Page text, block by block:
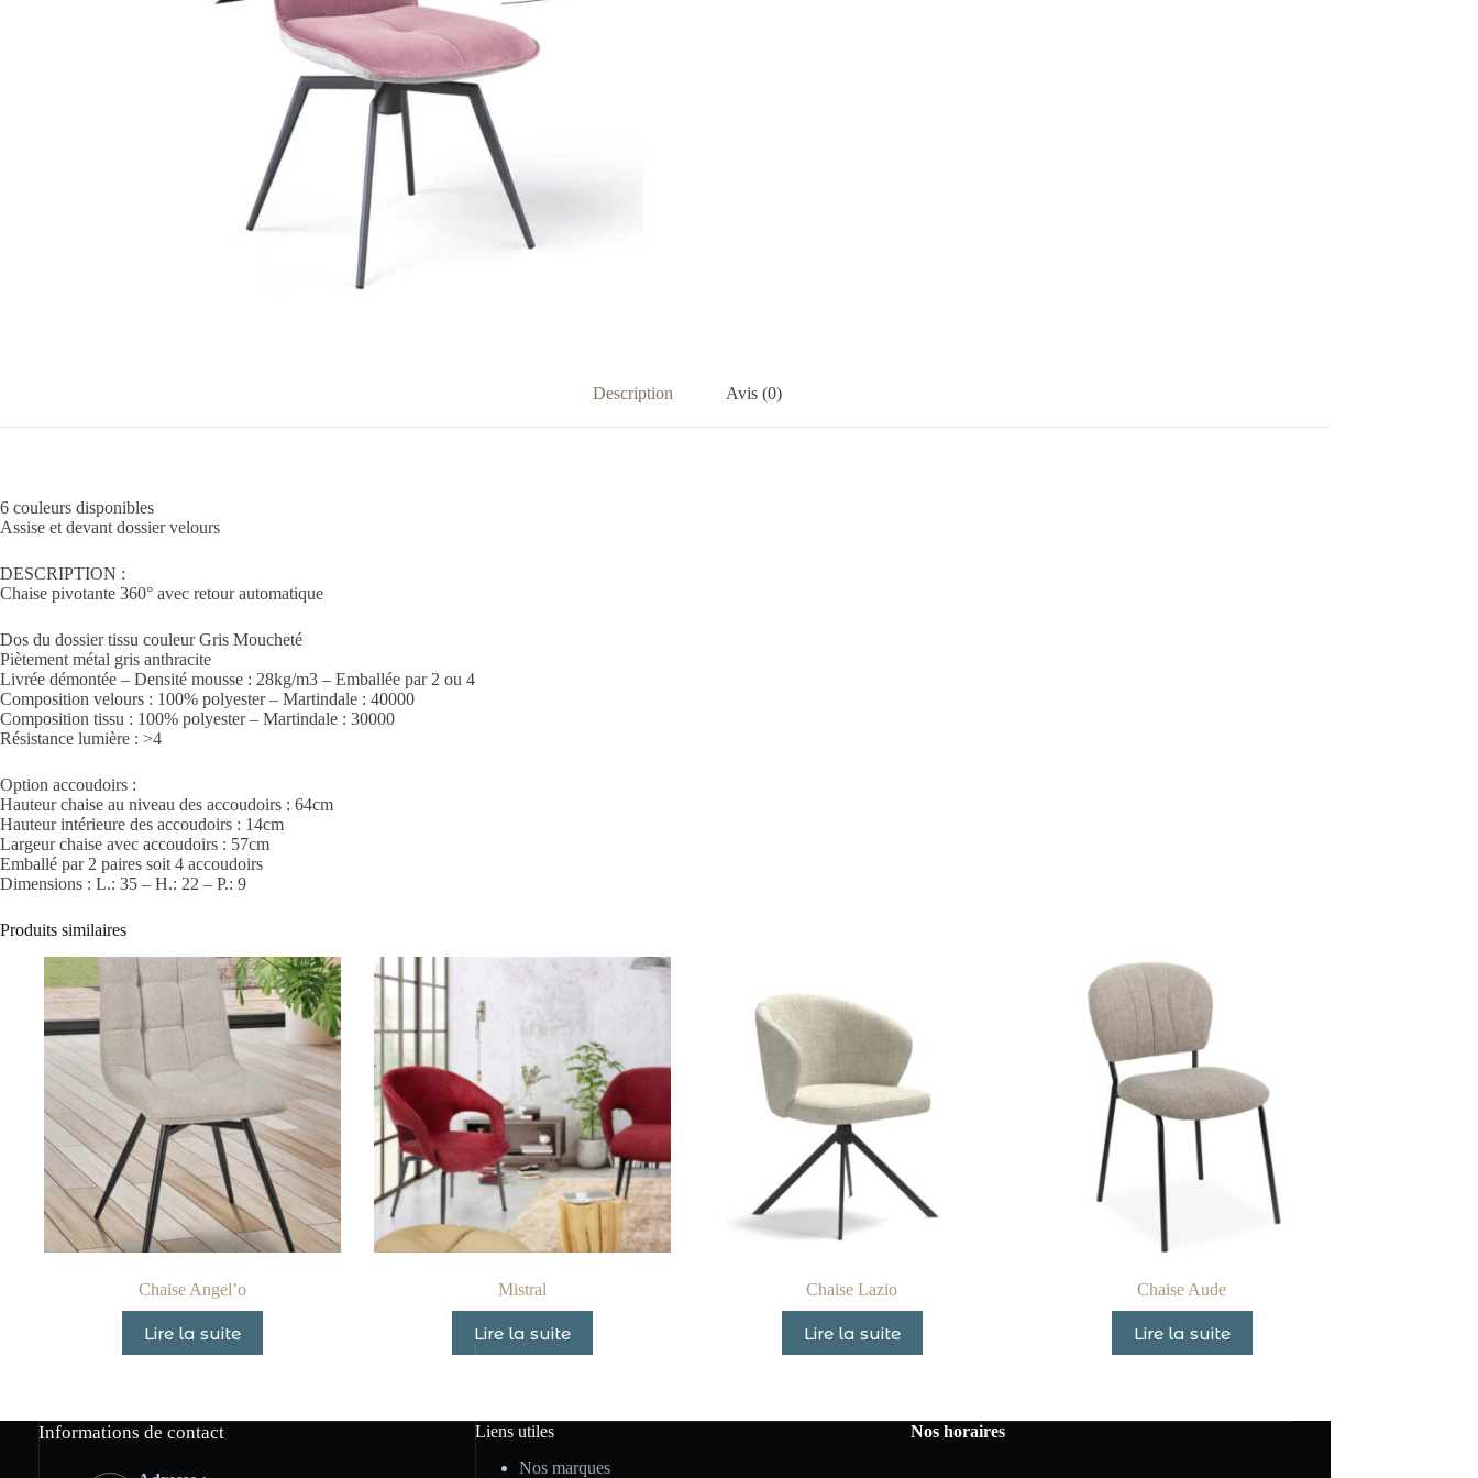
Description Avis (0)
6 couleurs disponibles
Assise et devant dossier velours
DESCRIPTION :
Chaise pivotante 360° avec retour automatique
Dos du dossier tissu couleur Gris Moucheté
Piètement métal gris anthracite
Livrée démontée – Densité mousse : 28kg/m3 – Emballée par 2 ou 4
Composition velours : 100% polyester – Martindale : 40000
Composition tissu : 100% polyester – Martindale : 30000
Résistance lumière : >4
Option accoudoirs :
Hauteur chaise au niveau des accoudoirs : 64cm
Hauteur intérieure des accoudoirs : 14cm
Largeur chaise avec accoudoirs : 57cm
Emballé par 2 paires soit 4 accoudoirs
Dimensions : L.: 35 – H.: 22 – P.: 9
Produits similaires
Chaise Angel’o
Lire la suite
Mistral
Lire la suite
Chaise Lazio
Lire la suite
Chaise Aude
Lire la suite
Informations de contact
Liens utiles
Nos marques
Nos horaires